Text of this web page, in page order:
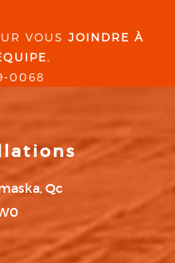
VOUS JOINDRE À
0068
Qc